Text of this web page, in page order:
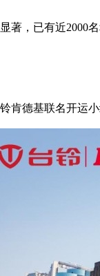
著，已有近2000
德基联名开运